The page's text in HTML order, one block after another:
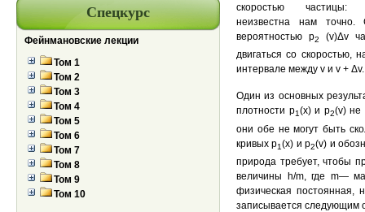
Спецкурс
Фейнмановские лекции
Том 1
Том 2
Том 3
Том 4
Том 5
Том 6
Том 7
Том 8
Том 9
Том 10
скоростью
неизвестна нам точно.
вероятностью р2
(v)Δv
двигаться со скоростью,
интервале между v и v + Δv.
Один из основных
плотности p1(x) и р2(v) не
они обе не могут быть
кривых p1(x) и р2(v) и
природа требует, чтобы
величины h/m, где m—
физическая постоянная,
записывается следующим